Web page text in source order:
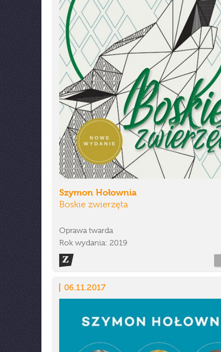
Szymon Hołownia
Boskie zwierzęta
Oprawa twarda
Rok wydania: 2019
06.11.2017